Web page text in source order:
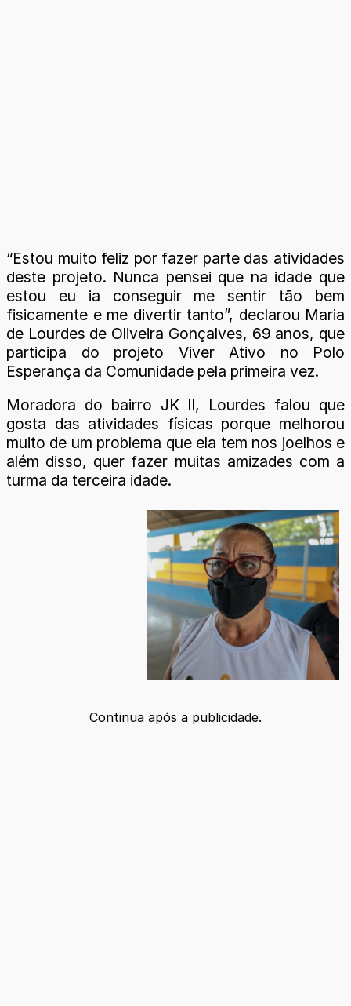
“Estou muito feliz por fazer parte das atividades
deste projeto. Nunca pensei que na idade que
estou eu ia conseguir me sentir tão bem
fisicamente e me divertir tanto”, declarou Maria
de Lourdes de Oliveira Gonçalves, 69 anos, que
participa do projeto Viver Ativo no Polo
Esperança da Comunidade pela primeira vez.
Moradora do bairro JK II, Lourdes falou que
gosta das atividades físicas porque melhorou
muito de um problema que ela tem nos joelhos e
além disso, quer fazer muitas amizades com a
turma da terceira idade.
Continua após a publicidade.